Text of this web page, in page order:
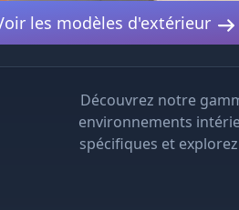
les modèles d'extérieur
Découvrez notre
environnements
spécifiques et